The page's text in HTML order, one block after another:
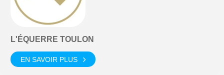
L'ÉQUERRE TOULON
EN SAVOIR PLUS